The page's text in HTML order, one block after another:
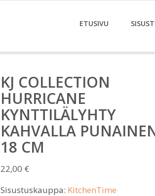
ETUSIVU
KJ COLLECTION
HURRICANE
KYNTTILÄLYHTY
KAHVALLA
18 CM
22,00 €
Sisustuskauppa: KitchenTime